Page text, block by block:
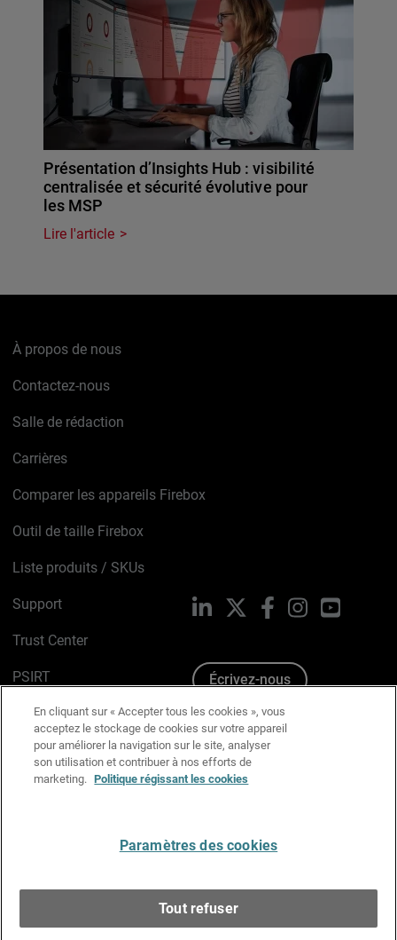
Présentation d’Insights Hub : visibilité
centralisée et sécurité évolutive pour
les MSP
Lire l'article
À propos de nous
Contactez-nous
Salle de rédaction
Carrières
Comparer les appareils Firebox
Outil de taille Firebox
Liste produits / SKUs
Support
Trust Center
PSIRT
Avis sur les cookies
Politique de confidentialité
Charte Graphique
LinkedIn FacebookInstagramYouTube
Écrivez-nous
En cliquant sur « Accepter tous les cookies », vous
acceptez le stockage de cookies sur votre appareil
pour améliorer la navigation sur le site, analyser
son utilisation et contribuer à nos efforts de
marketing. Politique régissant les cookies
Paramètres des cookies
Tout refuser